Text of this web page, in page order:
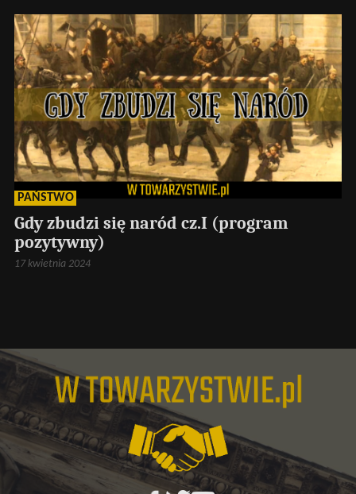
PAŃSTWO
Gdy zbudzi się naród cz.I (program
pozytywny)
17 kwietnia 2024